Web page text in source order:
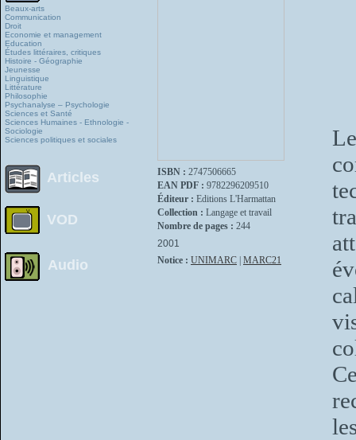
Beaux-arts
Communication
Droit
Economie et management
Education
Études littéraires, critiques
Histoire - Géographie
Jeunesse
Linguistique
Littérature
Philosophie
Psychanalyse – Psychologie
Sciences et Santé
Sciences Humaines - Ethnologie -
Sociologie
Sciences politiques et sociales
Articles
VOD
Audio
ISBN : 2747506665
EAN PDF : 9782296209510
Éditeur : Editions L'Harmattan
Collection : Langage et travail
Nombre de pages : 244
2001
Notice : UNIMARC MARC21